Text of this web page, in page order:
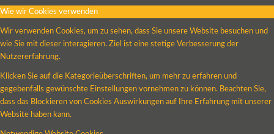
Wie wir Cookies verwenden
Wir verwenden Cookies, um zu sehen, dass Sie unsere Website besuchen und
wie Sie mit dieser interagieren. Ziel ist eine stetige Verbesserung der
Nutzererfahrung.
Klicken Sie auf die Kategorieüberschriften, um mehr zu erfahren und
gegebenfalls gewünschte Einstellungen vornehmen zu können. Beachten Sie,
dass das Blockieren von Cookies Auswirkungen auf Ihre Erfahrung mit unserer
Website haben kann.